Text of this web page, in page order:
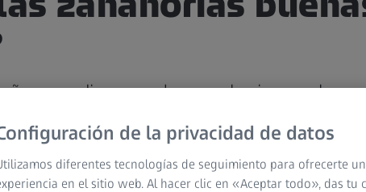
nos dicen que las zanahorias son
no es del todo cierta.
de la privacidad de datos
diferentes tecnologías de seguimiento para ofrecerte
en el sitio web. Al hacer clic en «Aceptar todo», das tu